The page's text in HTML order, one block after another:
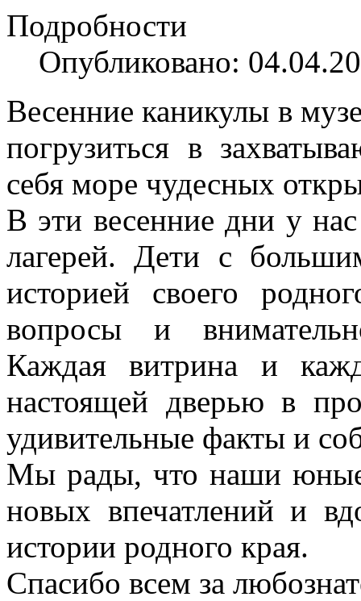
Подробности
Опубликовано:
Весенние каникулы в
погрузиться в
себя море чудесных
В эти весенние дни у
лагерей. Дети с
историей своего
вопросы и
Каждая витрина и
настоящей дверью в
удивительные факты и
Мы рады, что наши юные
новых впечатлений и
истории родного края.
Спасибо всем за